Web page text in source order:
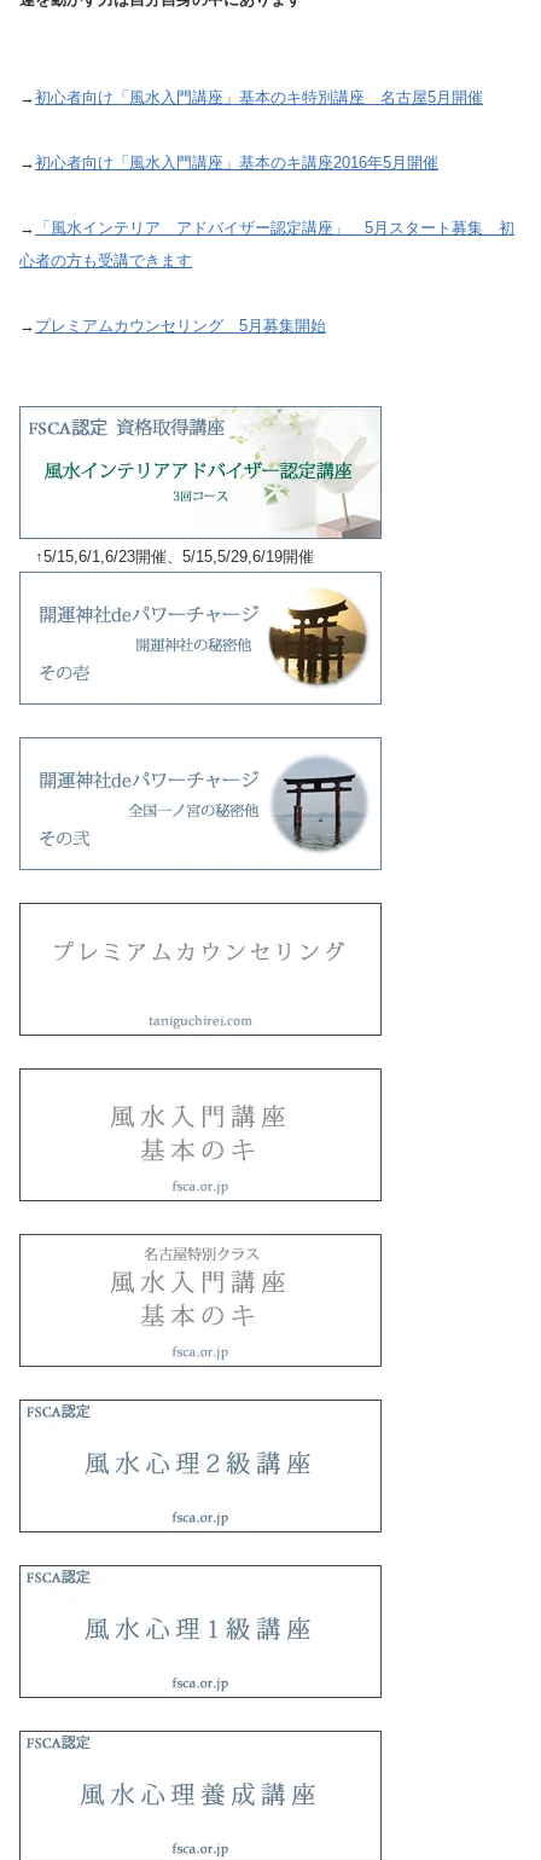
→初心者向け「風水入門講座」基本のキ特別講座 名古屋5月開催
→初心者向け「風水入門講座」基本のキ講座2016年5月開催
→ 「風水インテリア アドバイザー認定講座」 5月スタート募集 初
心者の方も受講できます
→ プレミアムカウンセリング 5月募集開始
↑5/15,6/1,6/23開催、5/15,5/29,6/19開催